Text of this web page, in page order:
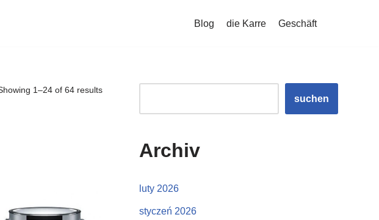
Blog die Karre Geschäft
1–24 of 64 results
suchen
Archiv
luty 2026
styczeń 2026